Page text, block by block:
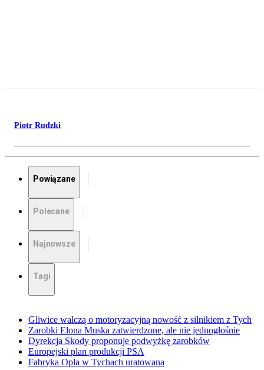
Piotr Rudzki
Powiązane
Polecane
Najnowsze
Tagi
Gliwice walczą o motoryzacyjną nowość z silnikiem z Tych
Zarobki Elona Muska zatwierdzone, ale nie jednogłośnie
Dyrekcja Skody proponuje podwyżkę zarobków
Europejski plan produkcji PSA
Fabryka Opla w Tychach uratowana